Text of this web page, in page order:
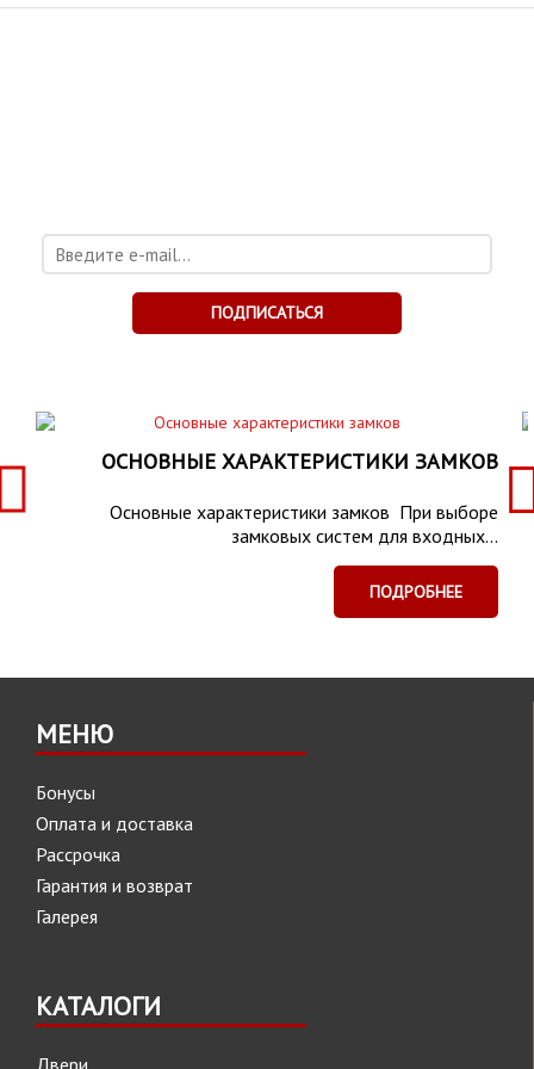
ПОДПИСАТЬСЯ
ОСНОВНЫЕ ХАРАКТЕРИСТИКИ ЗАМКОВ
Основные характеристики замков При выборе
замковых систем для входных...
ПОДРОБНЕЕ
МЕНЮ
Бонусы
Оплата и доставка
Рассрочка
Гарантия и возврат
Галерея
КАТАЛОГИ
Двери